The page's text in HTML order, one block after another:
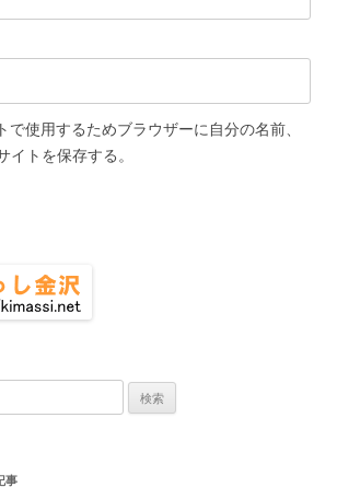
で使用するためブラウザーに自分の名前、
イトを保存する。
事